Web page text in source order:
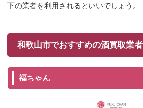
下の業者を利用されるといいでしょう。
和歌山市でおすすめの酒買取業者
福ちゃん